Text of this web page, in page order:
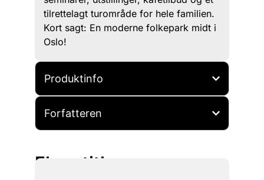
tilrettelagt turområde for hele familien.
Kort sagt: En moderne folkepark midt i
Oslo!
Produktinfo
Forfatteren
Flere titler